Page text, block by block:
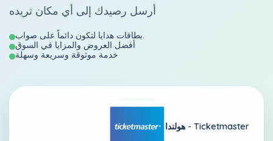
أرسل رصيدك إلى أي مكان تريده
أفضل العروض والمزايا في السوق
خدمة موثوقة وسريعة وسهلة
هولندا - Ticketmaster